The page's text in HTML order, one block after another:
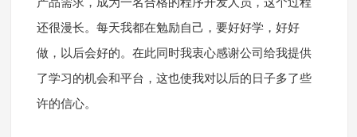
还很漫长。每天我都在勉励自己，要好好学，好好
做，以后会好的。在此同时我衷心感谢公司给我提供
了学习的机会和平台，这也使我对以后的日子多了些
许的信心。